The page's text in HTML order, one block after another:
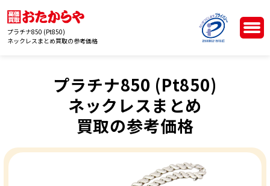
プラチナ850 (Pt850)
ネックレスまとめ買取の参考価格
プラチナ850 (Pt850)
ネックレスまとめ
買取の参考価格